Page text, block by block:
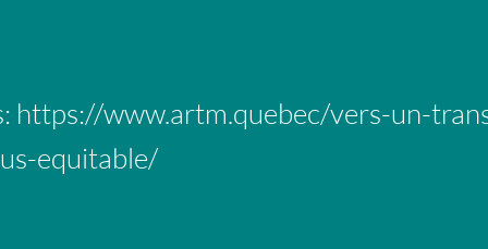
https://www.artm.quebec/vers-un-
equitable/